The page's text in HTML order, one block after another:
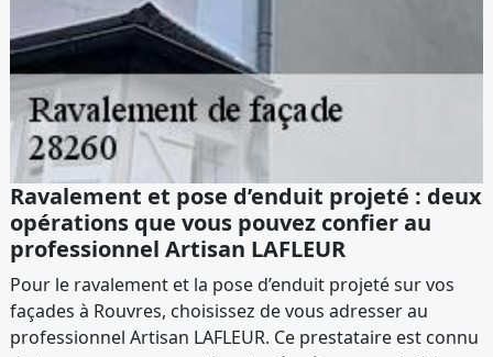
Ravalement et pose d’enduit projeté : deux
opérations que vous pouvez confier au
professionnel Artisan LAFLEUR
Pour le ravalement et la pose d’enduit projeté sur vos
façades à Rouvres, choisissez de vous adresser au
professionnel Artisan LAFLEUR. Ce prestataire est connu